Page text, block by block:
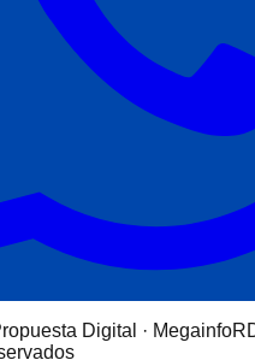
Digital ·